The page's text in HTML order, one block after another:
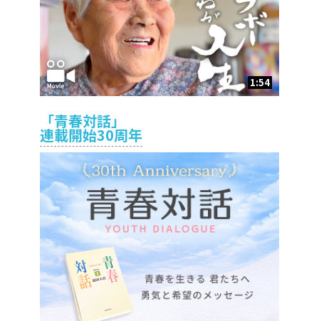
1:54
「青春対話」
連載開始30周年